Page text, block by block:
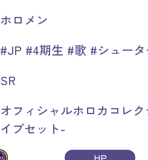
ホロメン
#JP #4期生 #歌 #シュー
SR
オフィシャルホロカコレク
イブセット-